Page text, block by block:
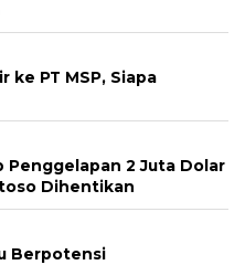
ke PT MSP, Siapa
Penggelapan 2 Juta Dolar
Dihentikan
Berpotensi